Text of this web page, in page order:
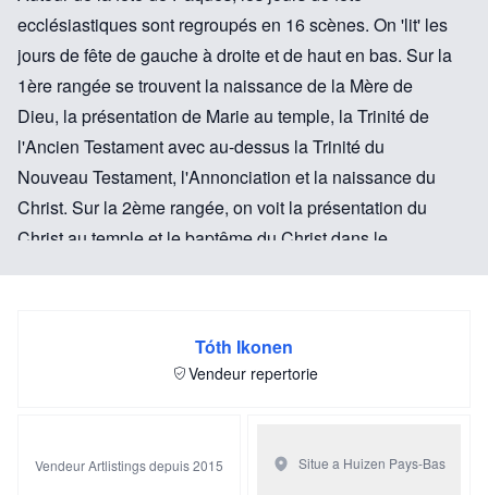
ecclésiastiques sont regroupés en 16 scènes. On 'lit' les
jours de fête de gauche à droite et de haut en bas. Sur la
1ère rangée se trouvent la naissance de la Mère de
Dieu, la présentation de Marie au temple, la Trinité de
l'Ancien Testament avec au-dessus la Trinité du
Nouveau Testament, l'Annonciation et la naissance du
Christ. Sur la 2ème rangée, on voit la présentation du
Christ au temple et le baptême du Christ dans le
Christ et le sommeil de la Mère de Dieu. Sur la rangée
inférieure se trouvent la résurrection de Lazare, la
l'ascension enflammée d'Élie et l'Exaltation de la Croix.
Dans les coins se trouvent les quatre évangélistes
Tóth Ikonen
Vendeur repertorie
Vendeur Artlistings depuis 2015 Situe a Huizen Pays-Bas